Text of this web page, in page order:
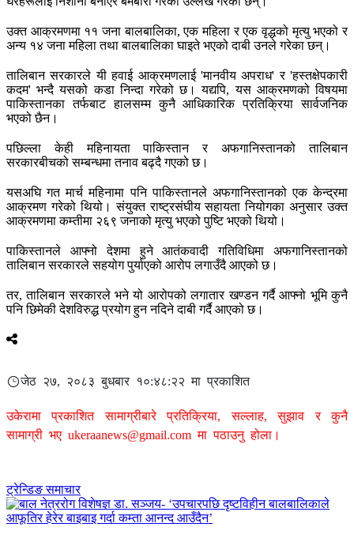
उक्त आक्रमणमा ११ जना बालबालिका, एक महिला र एक वृद्धको मृत्यु भएको र
अन्य १४ जना महिला तथा बालबालिका घाइते भएको दाबी उनले गरेका छन्।
तालिबान सरकारले यी हवाई आक्रमणलाई 'मानवीय अपराध' र 'हस्तक्षेपकारी
कदम' भन्दै यसको कडा निन्दा गरेको छ। यद्यपि, यस आक्रमणको विषयमा
पाकिस्तानका तर्फबाट हालसम्म कुनै आधिकारिक प्रतिक्रिया सार्वजनिक
भएको छैन।
पछिल्ला केही महिनायता पाकिस्तान र अफगानिस्तानको तालिबान
सरकारबीचको सम्बन्धमा तनाव बढ्दै गएको छ।
यसअघि गत मार्च महिनामा पनि पाकिस्तानले अफगानिस्तानको एक केन्द्रमा
आक्रमण गरेको थियो। संयुक्त राष्ट्रसंघीय सहायता नियोगका अनुसार उक्त
आक्रमणमा कम्तीमा २६९ जनाको मृत्यु भएको पुष्टि भएको थियो।
पाकिस्तानले आफ्नो देशमा हुने आतंकवादी गतिविधिमा अफगानिस्तानको
तालिबान सरकारले सहयोग पुर्याएको आरोप लगाउँदै आएको छ।
तर, तालिबान सरकारले भने यो आरोपको लगातार खण्डन गर्दै आफ्नो भूमि कुनै
पनि छिमेकी देशविरुद्ध प्रयोग हुन नदिने दाबी गर्दै आएको छ।
जेठ २७, २०८३ बुधबार १०:४८:२२ मा प्रकाशित
उकेरामा प्रकाशित सामाग्रीबारे प्रतिक्रिया, सल्लाह, सुझाव र कुनै
सामाग्री भए ukeraanews@gmail.com मा पठाउनु होला।
ट्रेन्डिङ समाचार